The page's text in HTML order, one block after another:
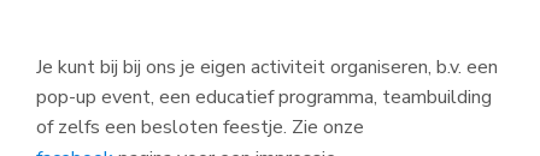
Je kunt bij bij ons je eigen activiteit organiseren, b.v. een
pop-up event, een educatief programma, teambuilding
of zelfs een besloten feestje. Zie onze